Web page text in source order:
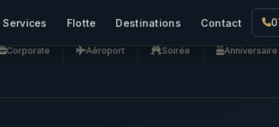
Services Flotte Destinations Contact
Corporate Aéroport Soirée Anniversaire